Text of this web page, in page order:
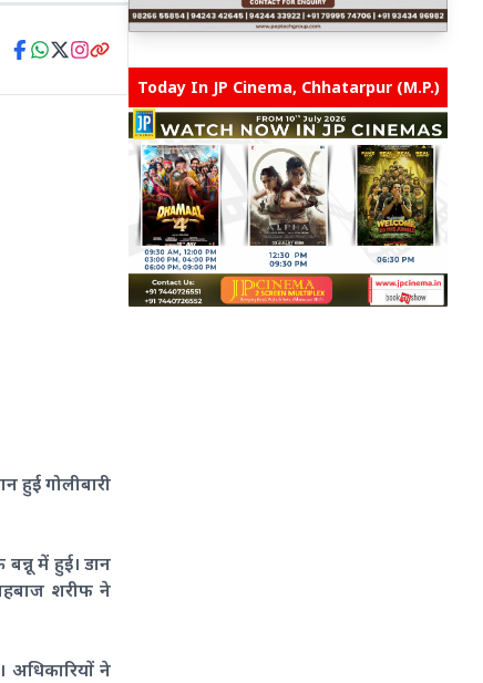
Today In JP Cinema, Chhatarpur (M.P.)
हुई गोलीबारी
में हुई। डान
शरीफ ने
ने